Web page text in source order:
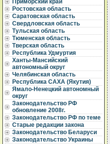
Приморский край
Ростовская область
Саратовская область
Свердловская область
Тульская область
Тюменская область
Тверская область
Республика Удмуртия
Ханты-Мансийский
автономный округ
Челябинская область
Республика САХА (Якутия)
Ямало-Ненецкий автономный
округ
Законодательство РФ
обновление 2008г.
Законодательство РФ по теме
Старые редакции закона
Законодательство Беларуси
Законодательство Украины